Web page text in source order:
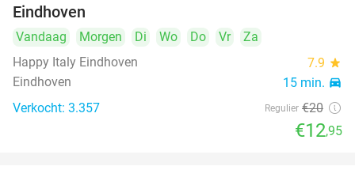
Eindhoven
Vandaag Morgen Di Wo Do Vr
Za
Happy Italy Eindhoven
7.9 star
Eindhoven 15 min. directions_car
Verkocht: 3.357 Regulier €20
€12,95